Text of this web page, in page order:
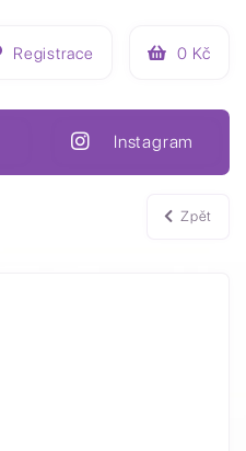
Registrace 0 Kč
Instagram
Zpět